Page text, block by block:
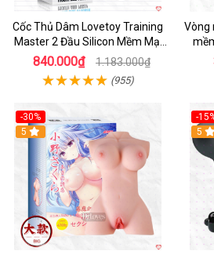
Cốc Thủ Dâm Lovetoy Training
Master 2 Đầu Silicon Mềm Mại
Tiện Lợi
840.000₫ 1.183.000₫
(955)
Vòng
-30%
Hot
5
-
Hot
5